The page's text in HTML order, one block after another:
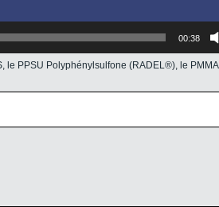
00:38
le PPSU Polyphénylsulfone (RADEL®), le PMMA